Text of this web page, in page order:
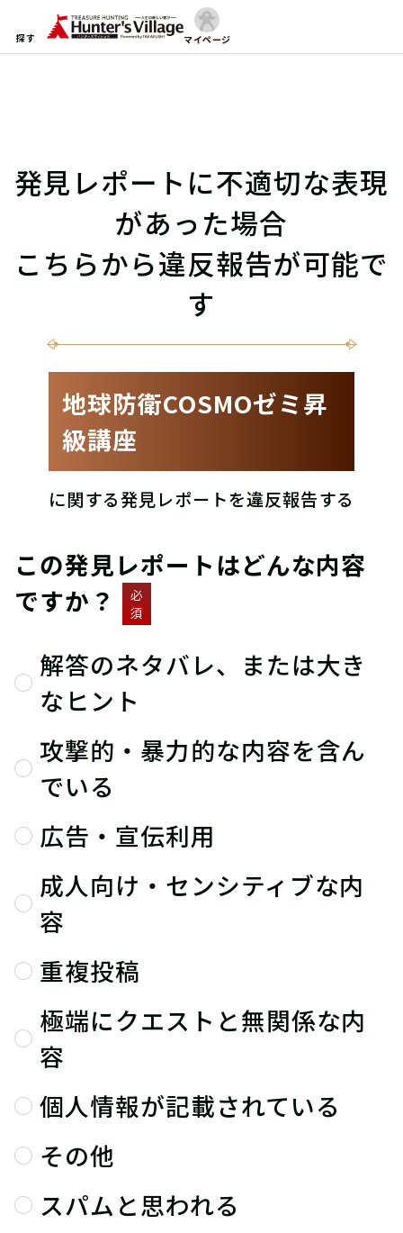
探す マイページ
発見レポートに不適切な表現
があった場合
こちらから違反報告が可能で
す
地球防衛COSMOゼミ昇
級講座
に関する発見レポートを違反報告する
この発見レポートはどんな内容
ですか？
必
須
解答のネタバレ、または大き
なヒント
攻撃的・暴力的な内容を含ん
でいる
広告・宣伝利用
成人向け・センシティブな内
容
重複投稿
極端にクエストと無関係な内
容
個人情報が記載されている
その他
スパムと思われる